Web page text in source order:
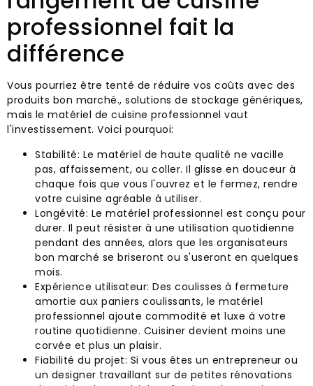
professionnel fait la
différence
Vous pourriez être tenté de réduire vos coûts avec des
produits bon marché., solutions de stockage génériques,
mais le matériel de cuisine professionnel vaut
l'investissement. Voici pourquoi:
Stabilité: Le matériel de haute qualité ne vacille
pas, affaissement, ou coller. Il glisse en douceur à
chaque fois que vous l'ouvrez et le fermez, rendre
votre cuisine agréable à utiliser.
Longévité: Le matériel professionnel est conçu pour
durer. Il peut résister à une utilisation quotidienne
pendant des années, alors que les organisateurs
bon marché se briseront ou s'useront en quelques
mois.
Expérience utilisateur: Des coulisses à fermeture
amortie aux paniers coulissants, le matériel
professionnel ajoute commodité et luxe à votre
routine quotidienne. Cuisiner devient moins une
corvée et plus un plaisir.
Fiabilité du projet: Si vous êtes un entrepreneur ou
un designer travaillant sur de petites rénovations